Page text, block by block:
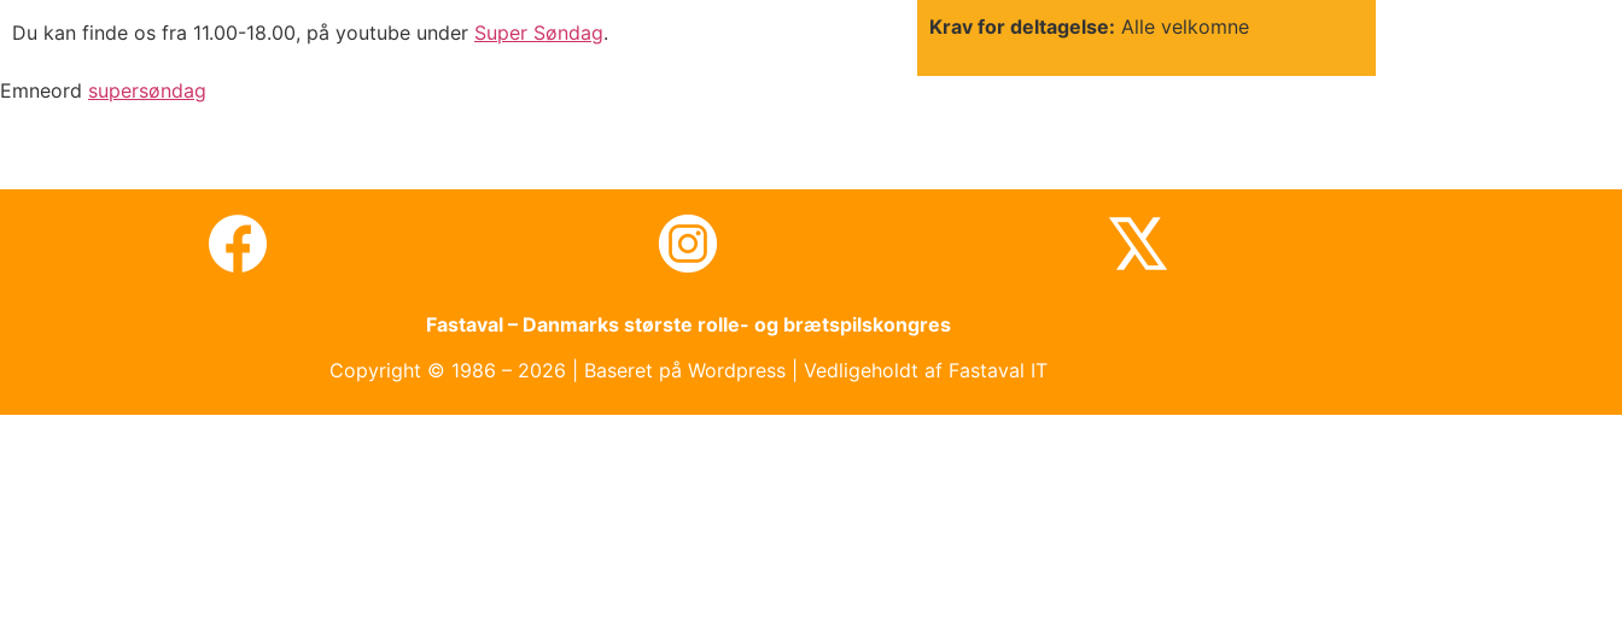
Du kan finde os fra 11.00-18.00, på youtube under Super Søndag.
Krav for deltagelse: Alle velkomne
Emneord supersøndag
Fastaval – Danmarks største rolle- og brætspilskongres
Copyright © 1986 – 2026 | Baseret på Wordpress | Vedligeholdt af Fastaval IT